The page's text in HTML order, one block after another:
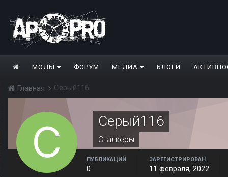
МОДЫ ФОРУМ МЕДИА БЛОГИ
Главная Серый116
Серый116
Сталкеры
ПУБЛИКАЦИЙ
0
ЗАРЕГИСТРИРОВАН
11 февраля, 2022